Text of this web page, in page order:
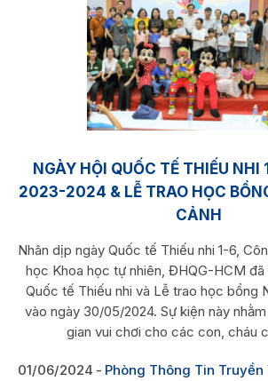
NGÀY HỘI QUỐC TẾ THIẾU
2023-2024 & LỄ TRAO HỌC
CẢNH
Nhân dịp ngày Quốc tế Thiếu nhi 1-6,
học Khoa học tự nhiên, ĐHQG-HCM
Quốc tế Thiếu nhi và Lễ trao học bổng
vào ngày 30/05/2024. Sự kiện này
gian vui chơi cho các con, cháu
01/06/2024 Phòng Thông Tin Truyền